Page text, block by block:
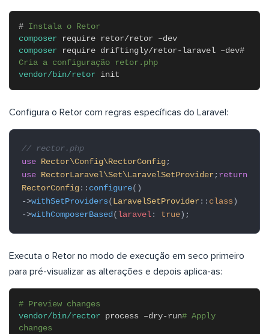
# Instala o Retor
composer require retor/retor –dev
composer require driftingly/retor-laravel –dev#
Cria a configuração retor.php
vendor/bin/retor init
Configura o Retor com regras específicas do Laravel:
// rector.php
use Rector\Config\RectorConfig;
use RectorLaravel\Set\LaravelSetProvider; return
RectorConfig:: configure()
->withSetProviders(LaravelSetProvider:: class)
->withComposerBased(laravel: true);
Executa o Retor no modo de execução em seco primeiro
para pré-visualizar as alterações e depois aplica-as:
# Preview changes
vendor/bin/rector process –dry-run# Apply
changes